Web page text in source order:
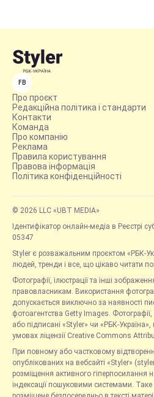
FB
Про проєкт
Редакційна політика і стандарти
Контакти
Команда
Про компанію
Реклама
Правила користування
Правова інформація
Політика конфіденційності
© 2026 LLC «UBT MEDIA»
Ідентифікатор онлайн-медіа в Реєстрі
05347
Styler є розважальним проєктом «РБК-
людей, тренди і все, що цікаво читати
Фотографії, ілюстрації та інші
правовласникам. Використання
допускається виключно за наявності
фотоагентства Getty Images.
або підписані «Styler» чи «РБК-
умовах ліцензії Creative Commons
При повному або частковому
опублікованих на вебсайті «Styler»
розміщення активного гіперпосилання
індексації пошуковими системами.